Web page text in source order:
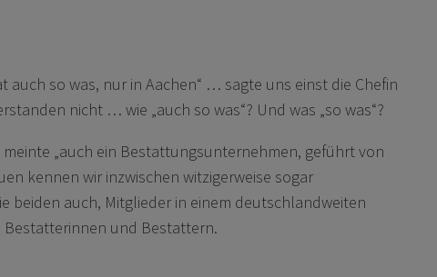
auch so was, nur in Aachen“ … sagte uns einst die Chefin
nicht … wie „auch so was“? Und was „so was“?
meinte „auch ein Bestattungsunternehmen, geführt von
kennen wir inzwischen witzigerweise sogar
beiden auch, Mitglieder in einem deutschlandweiten
und Bestattern.